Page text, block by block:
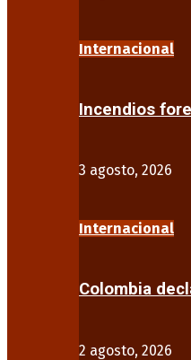
Internacional
Incendios
3 agosto, 2026
Internacional
Colombia
2 agosto, 2026